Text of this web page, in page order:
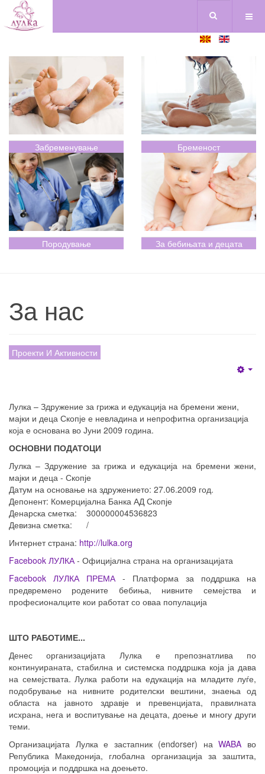
Забременување Бременост
Породување За бебињата и децата
За нас
Проекти И Активности
Лулка – Здружение за грижа и едукација на бремени жени,
мајки и деца Скопје е невладина и непрофитна организација
која е основана во Јуни 2009 година.
ОСНОВНИ ПОДАТОЦИ
Лулка – Здружение за грижа и едукација на бремени жени,
мајки и деца - Скопје
Датум на основање на здружението: 27.06.2009 год.
Депонент: Комерцијална Банка АД Скопје
Денарска сметка: 300000004536823
Девизна сметка: /
Интернет страна: http://lulka.org
Facebook ЛУЛКА - Официјална страна на организацијата
Facebook ЛУЛКА ПРЕМА - Платформа за поддршка на
предвремено родените бебиња, нивните семејства и
професионалците кои работат со оваа популација
ШТО РАБОТИМЕ...
Денес организацијата Лулка е препознатлива по
континуираната, стабилна и системска поддршка која ја дава
на семејствата. Лулка работи на едукација на младите луѓе,
подобрување на нивните родителски вештини, знаења од
областа на јавното здравје и превенцијата, правилната
исхрана, нега и воспитување на децата, доење и многу други
теми.
Организацијата Лулка е застапник (endorser) наWABA во
Република Македонија, глобална организација за заштита,
промоција и поддршка на доењето.